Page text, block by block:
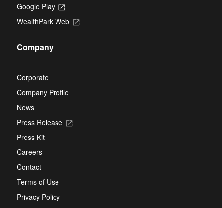
a
new
tab
Google Play
Opens
a
WealthPark Web
Opens
Company
Corporate
Company Profile
News
Press Release
Opens
Press Kit
Careers
Contact
Terms of Use
Privacy Policy